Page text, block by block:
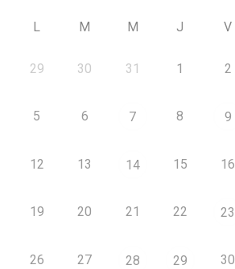
L M M J V
29 30 31 1 2
5 6 7 8 9
12 13 14 15 16
19 20 21 22 23
26 27 28 29 30